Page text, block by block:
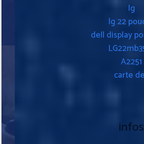
lg
lg 22
dell display
A2251
carte
infos